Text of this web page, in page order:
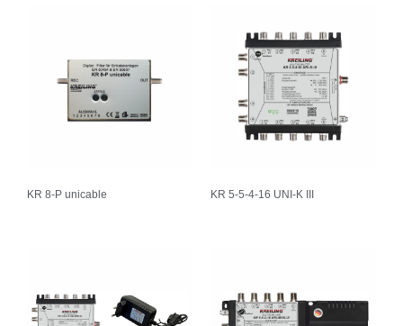
KR 8-P unicable KR 5-5-4-16 UNI-K III